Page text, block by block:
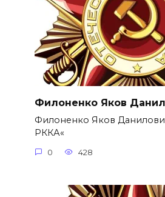
Филоненко Яков
Филоненко Яков
РККА«
0 428